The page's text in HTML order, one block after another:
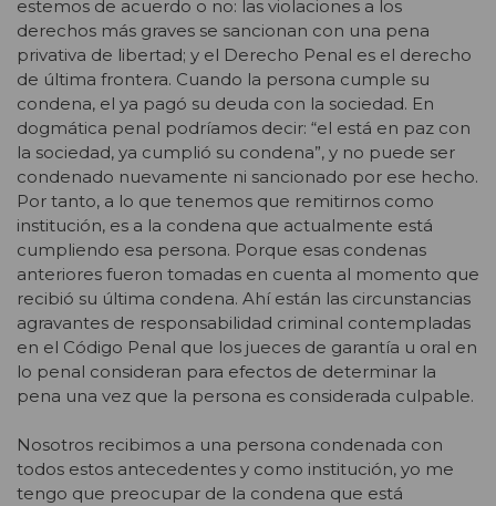
estemos de acuerdo o no: las violaciones a los
derechos más graves se sancionan con una pena
privativa de libertad; y el Derecho Penal es el derecho
de última frontera. Cuando la persona cumple su
condena, el ya pagó su deuda con la sociedad. En
dogmática penal podríamos decir: “el está en paz con
la sociedad, ya cumplió su condena”, y no puede ser
condenado nuevamente ni sancionado por ese hecho.
Por tanto, a lo que tenemos que remitirnos como
institución, es a la condena que actualmente está
cumpliendo esa persona. Porque esas condenas
anteriores fueron tomadas en cuenta al momento que
recibió su última condena. Ahí están las circunstancias
agravantes de responsabilidad criminal contempladas
en el Código Penal que los jueces de garantía u oral en
lo penal consideran para efectos de determinar la
pena una vez que la persona es considerada culpable.
Nosotros recibimos a una persona condenada con
todos estos antecedentes y como institución, yo me
tengo que preocupar de la condena que está